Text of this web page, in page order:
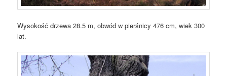
Wysokość drzewa 28.5 m, obwód w pierśnicy 476 cm, wiek 300
lat.